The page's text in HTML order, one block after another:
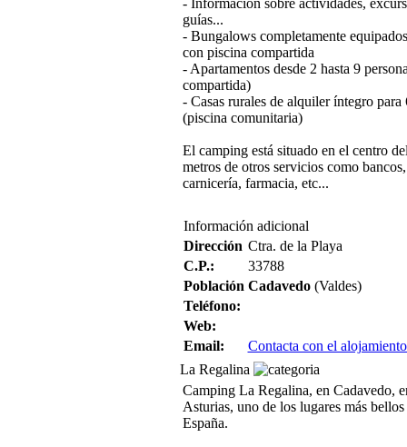
- Información sobre actividades,
guías...
- Bungalows completamente
con piscina compartida
- Apartamentos desde 2 hasta 9
compartida)
- Casas rurales de alquiler íntegro para
(piscina comunitaria)
El camping está situado en el centro
metros de otros servicios como
carnicería, farmacia, etc...
Información adicional
Dirección Ctra. de la Playa
C.P.:
33788
Población Cadavedo(Valdes)
Teléfono:
Web:
Email:
Contacta con el
La Regalina
Camping La Regalina, en Cadavedo,
Asturias, uno de los lugares más
España.